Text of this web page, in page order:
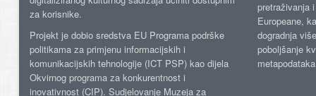
za korisnike.
Projekt je dobio sredstva EU Programa podrške
politikama za primjenu informacijskih i
komunikacijskih tehnologije (ICT PSP) kao dijela
Okvirnog programa za konkurentnost i
inovativnost (CIP). Sudjelovanje Muzeja za
pretraživanja
Europeane,
dogradnja
poboljšanje